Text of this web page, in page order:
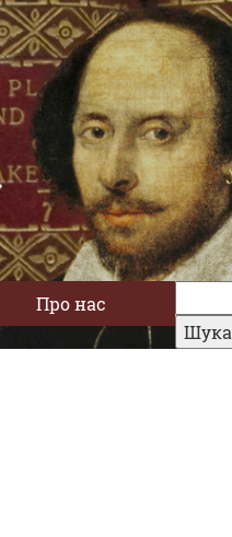
Про нас